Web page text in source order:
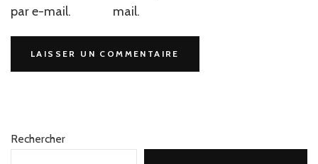
par e-mail.
mail.
Rechercher